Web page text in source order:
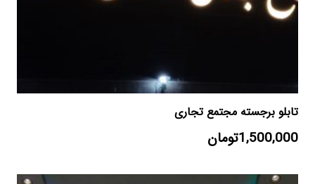
تابلو برجسته مجتمع تجاری
1,500,000تومان